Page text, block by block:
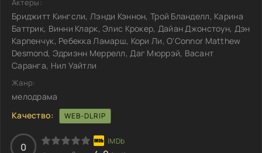
Актеры:
Бриджитт Кингсли, Лэнди Кэннон, Трой Бланделл, Карина
Баттрик, Винни Кларк, Элис Крокер, Дайан Джонстоун, Дэн
Карпенчук, Ребекка Ламарш, Кори Ли, O'Connor Matthew
Desmond, Эдриэнн Меррелл, Даг Мюррэй, Васант
Саранга, Нил Уайтли
Жанр:
мелодрама
Качество:
WEB-DLRIP
0